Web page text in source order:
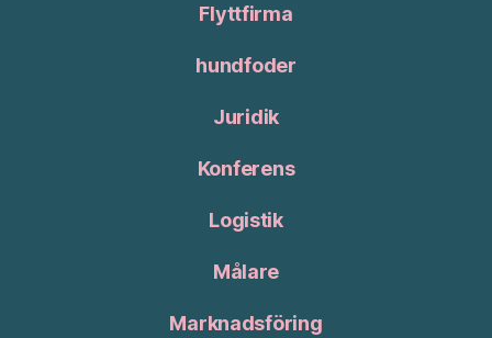
Flyttfirma
hundfoder
Juridik
Konferens
Logistik
Målare
Marknadsföring